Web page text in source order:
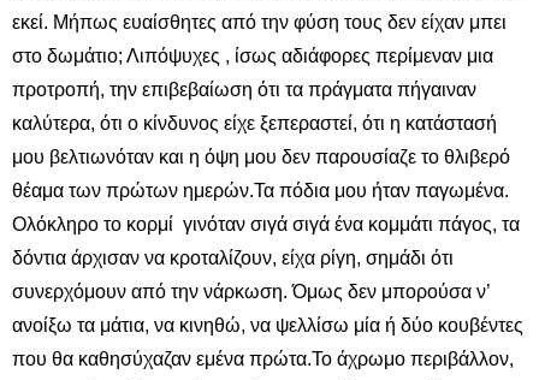
εκεί. Μήπως ευαίσθητες από την φύση τους δεν είχαν μπει
στο δωμάτιο; Λιπόψυχες , ίσως αδιάφορες περίμεναν μια
προτροπή, την επιβεβαίωση ότι τα πράγματα πήγαιναν
καλύτερα, ότι ο κίνδυνος είχε ξεπεραστεί, ότι η κατάστασή
μου βελτιωνόταν και η όψη μου δεν παρουσίαζε το θλιβερό
θέαμα των πρώτων ημερών.Τα πόδια μου ήταν παγωμένα.
Ολόκληρο το κορμί γινόταν σιγά σιγά ένα κομμάτι πάγος, τα
δόντια άρχισαν να κροταλίζουν, είχα ρίγη, σημάδι ότι
συνερχόμουν από την νάρκωση. Όμως δεν μπορούσα ν’
ανοίξω τα μάτια, να κινηθώ, να ψελλίσω μία ή δύο κουβέντες
που θα καθησύχαζαν εμένα πρώτα.Το άχρωμο περιβάλλον,